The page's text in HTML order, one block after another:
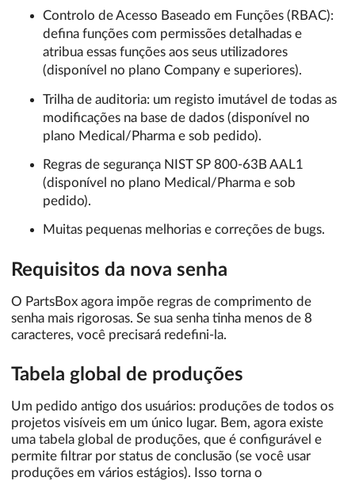
Controlo de Acesso Baseado em Funções (RBAC):
defina funções com permissões detalhadas e
atribua essas funções aos seus utilizadores
(disponível no plano Company e superiores).
Trilha de auditoria: um registo imutável de todas as
modificações na base de dados (disponível no
plano Medical/Pharma e sob pedido).
Regras de segurança NIST SP 800-63B AAL1
(disponível no plano Medical/Pharma e sob
pedido).
Muitas pequenas melhorias e correções de bugs.
Requisitos da nova senha
O PartsBox agora impõe regras de comprimento de
senha mais rigorosas. Se sua senha tinha menos de 8
caracteres, você precisará redefini-la.
Tabela global de produções
Um pedido antigo dos usuários: produções de todos os
projetos visíveis em um único lugar. Bem, agora existe
uma tabela global de produções, que é configurável e
permite filtrar por status de conclusão (se você usar
produções em vários estágios). Isso torna o